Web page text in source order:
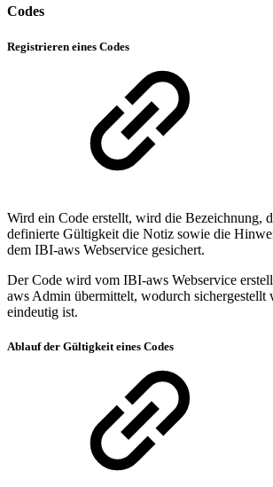
Codes
Registrieren eines Codes
Wird ein Code erstellt, wird die Bezeichnung,
definierte Gültigkeit die Notiz sowie die
dem IBI-aws Webservice gesichert.
Der Code wird vom IBI-aws Webservice
aws Admin übermittelt, wodurch sichergestellt
eindeutig ist.
Ablauf der Gültigkeit eines Codes